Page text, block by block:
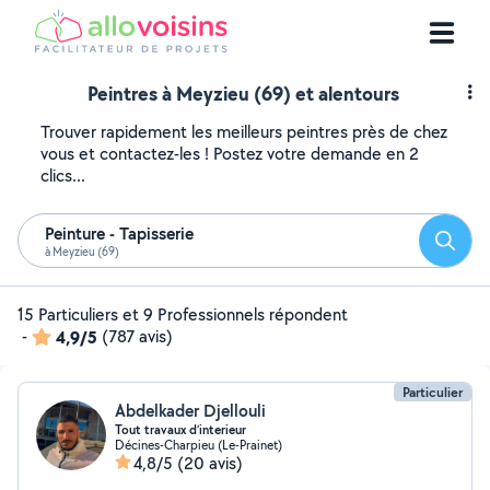
Peintres à Meyzieu (69) et alentours
Trouver rapidement les meilleurs peintres près de chez
vous et contactez-les ! Postez votre demande en 2
clics...
Peinture - Tapisserie
à Meyzieu (69)
15 Particuliers et 9 Professionnels répondent
-
4,9/5 (787 avis)
Particulier
Abdelkader Djellouli
Tout travaux d’interieur
Décines-Charpieu (Le-Prainet)
4,8/5 (20 avis)